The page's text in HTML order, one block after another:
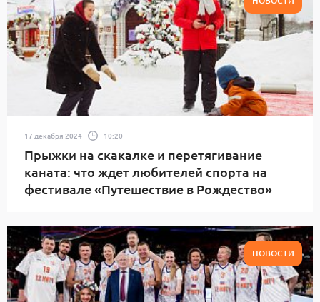
17 декабря 2024 10:20
Прыжки на скакалке и перетягивание
каната: что ждет любителей спорта на
фестивале «Путешествие в Рождество»
НОВОСТИ